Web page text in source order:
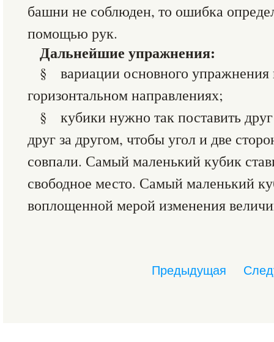
башни не соблюден, то ошибка
помощью рук.
Дальнейшие упражнения:
§ вариации основного упражнения
горизонтальном направлениях;
§ кубики нужно так поставить
друг за другом, чтобы угол и две
совпали. Самый маленький кубик
свободное место. Самый маленький
воплощенной мерой изменения
Предыдущая